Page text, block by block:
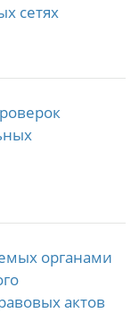
сетях
органами
актов